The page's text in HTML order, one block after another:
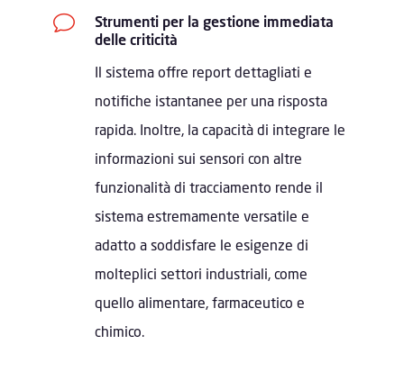
v
Strumenti per la gestione immediata
delle criticità
Il sistema offre report dettagliati e
notifiche istantanee per una risposta
rapida. Inoltre, la capacità di integrare le
informazioni sui sensori con altre
funzionalità di tracciamento rende il
sistema estremamente versatile e
adatto a soddisfare le esigenze di
molteplici settori industriali, come
quello alimentare, farmaceutico e
chimico.